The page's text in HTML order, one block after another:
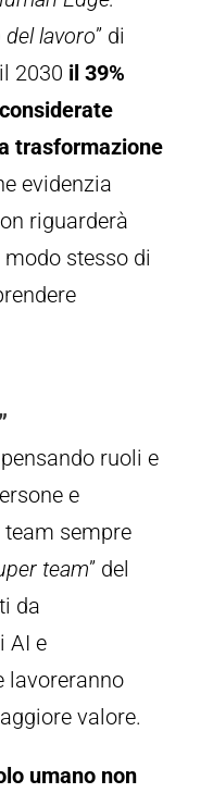
lavoro” di
2030 il 39%
trasformazione
evidenzia
riguarderà
stesso di
ruoli e
e
sempre
team” del
da
AI e
lavoreranno
valore.
umano non